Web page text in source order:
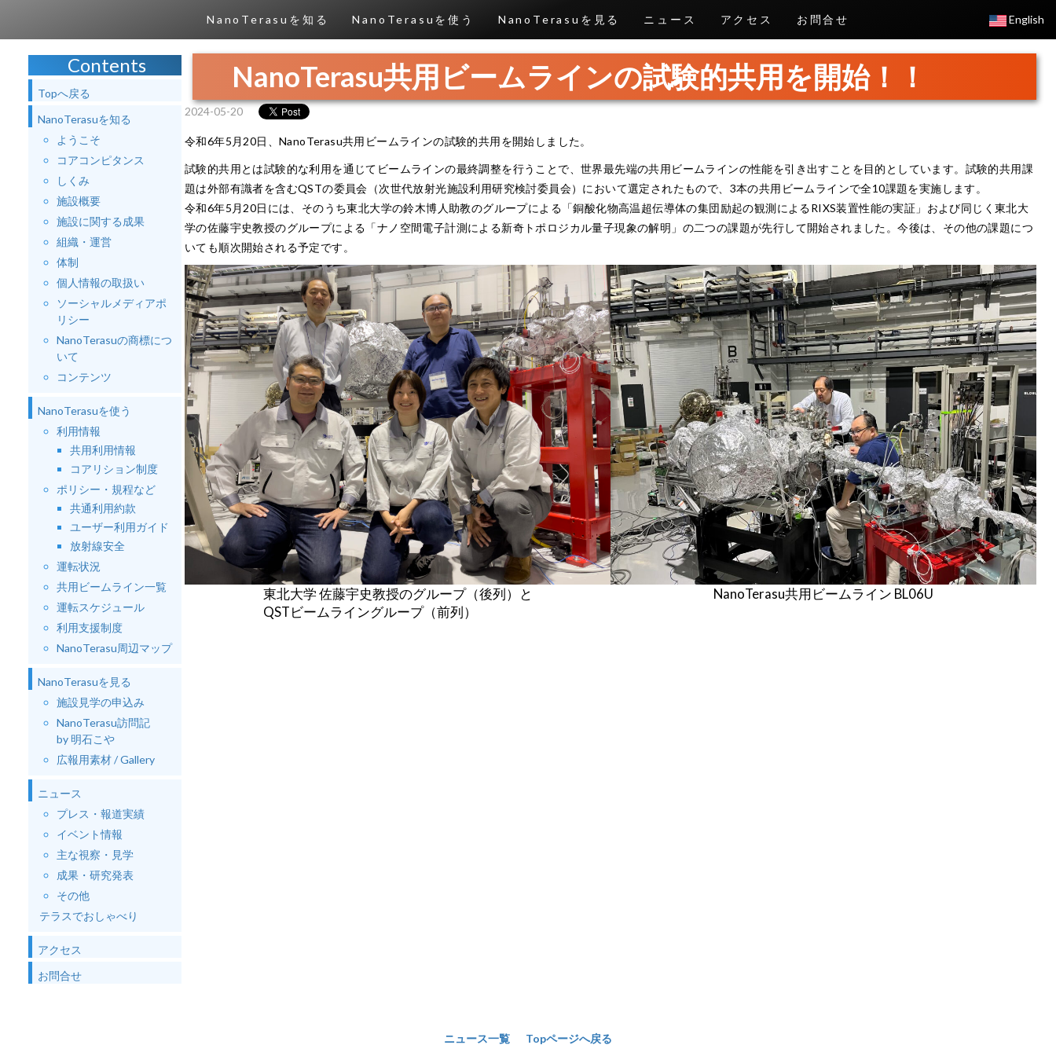
NanoTerasuを知る NanoTerasuを使う NanoTerasuを見る ニュース アクセス お問合せ English
Contents
Topへ戻る
NanoTerasuを知る
ようこそ
コアコンピタンス
しくみ
施設概要
施設に関する成果
組織・運営
体制
個人情報の取扱い
ソーシャルメディアポ
リシー
NanoTerasuの商標につ
いて
コンテンツ
NanoTerasuを使う
利用情報
共用利用情報
コアリション制度
ポリシー・規程など
共通利用約款
ユーザー利用ガイド
放射線安全
運転状況
共用ビームライン一覧
運転スケジュール
利用支援制度
NanoTerasu周辺マップ
NanoTerasuを見る
施設見学の申込み
NanoTerasu訪問記
by 明石こや
広報用素材 / Gallery
ニュース
プレス・報道実績
イベント情報
主な視察・見学
成果・研究発表
その他
テラスでおしゃべり
アクセス
お問合せ
NanoTerasu共用ビームラインの試験的共用を開始！！
2024-05-20
令和6年5月20日、NanoTerasu共用ビームラインの試験的共用を開始しました。
試験的共用とは試験的な利用を通じてビームラインの最終調整を行うことで、世界最先端の共用ビームラインの性能を引き出すことを目的としています。試験的共用課
題は外部有識者を含むQSTの委員会（次世代放射光施設利用研究検討委員会）において選定されたもので、3本の共用ビームラインで全10課題を実施します。
令和6年5月20日には、そのうち東北大学の鈴木博人助教のグループによる「銅酸化物高温超伝導体の集団励起の観測によるRIXS装置性能の実証」および同じく東北大
学の佐藤宇史教授のグループによる「ナノ空間電子計測による新奇トポロジカル量子現象の解明」の二つの課題が先行して開始されました。今後は、その他の課題につ
いても順次開始される予定です。
東北大学 佐藤宇史教授のグループ（後列）と
QSTビームライングループ（前列）
NanoTerasu共用ビームライン BL06U
ニュース一覧 Topページへ戻る